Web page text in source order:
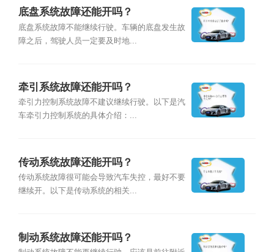
底盘系统故障还能开吗？
底盘系统故障不能继续行驶。车辆的底盘发生故
障之后，驾驶人员一定要及时地...
牵引系统故障还能开吗？
牵引力控制系统故障不建议继续行驶。以下是汽
车牵引力控制系统的具体介绍：...
传动系统故障还能开吗？
传动系统故障很可能会导致汽车失控，最好不要
继续开。以下是传动系统的相关...
制动系统故障还能开吗？